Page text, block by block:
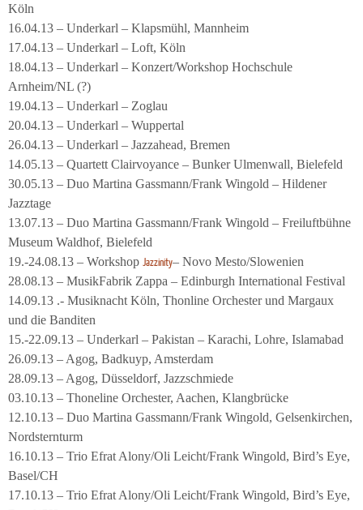
Köln
16.04.13 – Underkarl – Klapsmühl, Mannheim
17.04.13 – Underkarl – Loft, Köln
18.04.13 – Underkarl – Konzert/Workshop Hochschule
Arnheim/NL (?)
19.04.13 – Underkarl – Zoglau
20.04.13 – Underkarl – Wuppertal
26.04.13 – Underkarl – Jazzahead, Bremen
14.05.13 – Quartett Clairvoyance – Bunker Ulmenwall, Bielefeld
30.05.13 – Duo Martina Gassmann/Frank Wingold – Hildener
Jazztage
13.07.13 – Duo Martina Gassmann/Frank Wingold – Freiluftbühne
Museum Waldhof, Bielefeld
19.-24.08.13 – Workshop Jazzinity– Novo Mesto/Slowenien
28.08.13 – MusikFabrik Zappa – Edinburgh International Festival
14.09.13 .- Musiknacht Köln, Thonline Orchester und Margaux
und die Banditen
15.-22.09.13 – Underkarl – Pakistan – Karachi, Lohre, Islamabad
26.09.13 – Agog, Badkuyp, Amsterdam
28.09.13 – Agog, Düsseldorf, Jazzschmiede
03.10.13 – Thoneline Orchester, Aachen, Klangbrücke
12.10.13 – Duo Martina Gassmann/Frank Wingold, Gelsenkirchen,
Nordsternturm
16.10.13 – Trio Efrat Alony/Oli Leicht/Frank Wingold, Bird’s Eye,
Basel/CH
17.10.13 – Trio Efrat Alony/Oli Leicht/Frank Wingold, Bird’s Eye,